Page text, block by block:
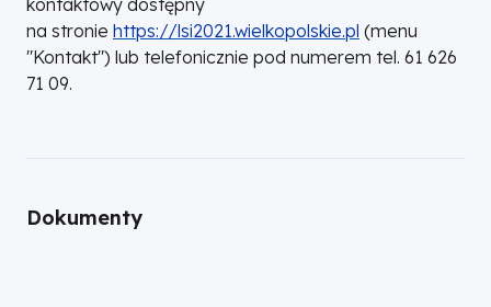
na stronie https://lsi2021.wielkopolskie.pl (menu
"Kontakt") lub telefonicznie pod numerem tel. 61 626
71 09.
Dokumenty